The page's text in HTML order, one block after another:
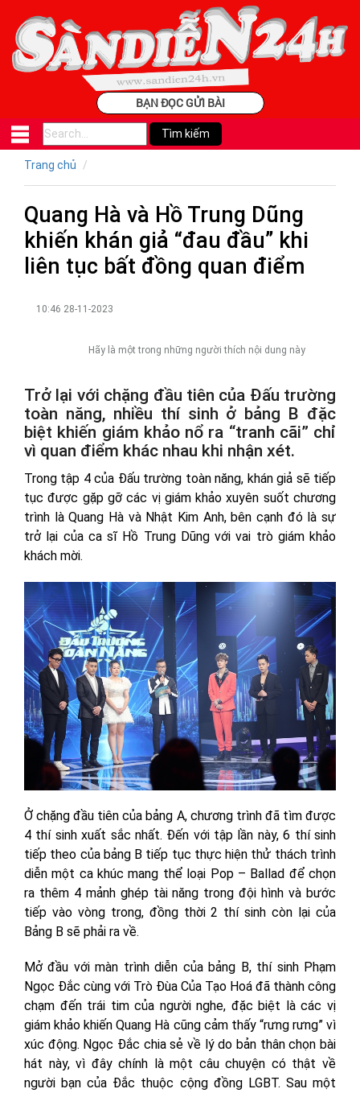
BẠN ĐỌC GỬI BÀI
Trang chủ
Quang Hà và Hồ Trung Dũng
khiến khán giả “đau đầu” khi
liên tục bất đồng quan điểm
10:46 28-11-2023
Hãy là một trong những người thích nội dung này
Trở lại với chặng đầu tiên của Đấu trường
toàn năng, nhiều thí sinh ở bảng B đặc
biệt khiến giám khảo nổ ra “tranh cãi” chỉ
vì quan điểm khác nhau khi nhận xét.
Trong tập 4 của Đấu trường toàn năng, khán giả sẽ tiếp
tục được gặp gỡ các vị giám khảo xuyên suốt chương
trình là Quang Hà và Nhật Kim Anh, bên cạnh đó là sự
trở lại của ca sĩ Hồ Trung Dũng với vai trò giám khảo
khách mời.
Ở chặng đầu tiên của bảng A, chương trình đã tìm được
4 thí sinh xuất sắc nhất. Đến với tập lần này, 6 thí sinh
tiếp theo của bảng B tiếp tục thực hiện thử thách trình
diễn một ca khúc mang thể loại Pop – Ballad để chọn
ra thêm 4 mảnh ghép tài năng trong đội hình và bước
tiếp vào vòng trong, đồng thời 2 thí sinh còn lại của
Bảng B sẽ phải ra về.
Mở đầu với màn trình diễn của bảng B, thí sinh Phạm
Ngọc Đắc cùng với Trò Đùa Của Tạo Hoá đã thành công
chạm đến trái tim của người nghe, đặc biệt là các vị
giám khảo khiến Quang Hà cũng cảm thấy “rưng rưng” vì
xúc động. Ngọc Đắc chia sẻ về lý do bản thân chọn bài
hát này, vì đây chính là một câu chuyện có thật về
người bạn của Đắc thuộc cộng đồng LGBT. Sau một